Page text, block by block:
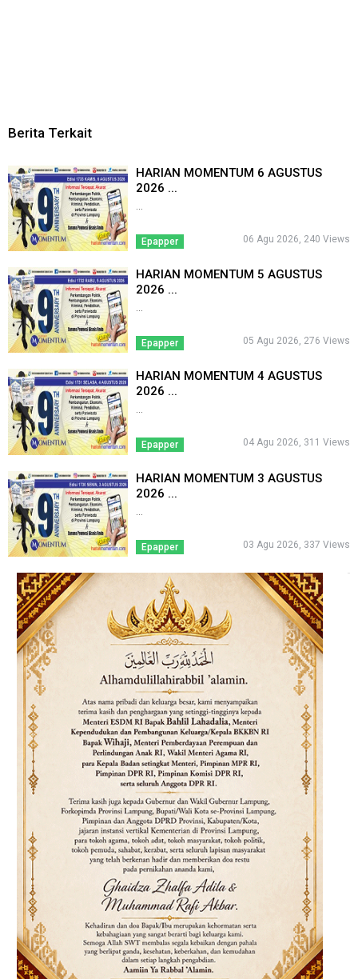
Berita Terkait
HARIAN MOMENTUM 6 AGUSTUS
2026 ...
...
Epapper 06 Agu 2026, 240 Views
HARIAN MOMENTUM 5 AGUSTUS
2026 ...
...
Epapper 05 Agu 2026, 276 Views
HARIAN MOMENTUM 4 AGUSTUS
2026 ...
...
Epapper 04 Agu 2026, 311 Views
HARIAN MOMENTUM 3 AGUSTUS
2026 ...
Epapper 03 Agu 2026, 337 Views